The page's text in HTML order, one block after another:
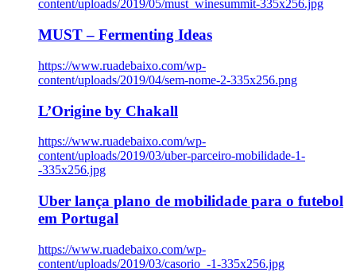
content/uploads/2019/05/must_winesummit-335x256.jpg
MUST – Fermenting Ideas
https://www.ruadebaixo.com/wp-
content/uploads/2019/04/sem-nome-2-335x256.png
L’Origine by Chakall
https://www.ruadebaixo.com/wp-
content/uploads/2019/03/uber-parceiro-mobilidade-1-
-335x256.jpg
Uber lança plano de mobilidade para o futebol
em Portugal
https://www.ruadebaixo.com/wp-
content/uploads/2019/03/casorio_-1-335x256.jpg